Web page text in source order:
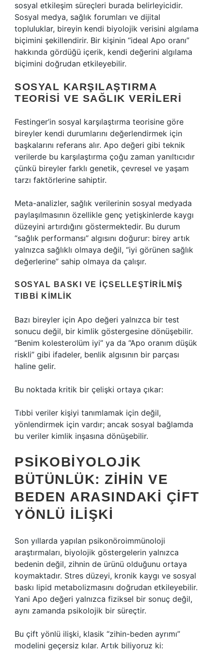
sosyal etkileşim süreçleri burada belirleyicidir.
Sosyal medya, sağlık forumları ve dijital
topluluklar, bireyin kendi biyolojik verisini algılama
biçimini şekillendirir. Bir kişinin “ideal Apo oranı”
hakkında gördüğü içerik, kendi değerini algılama
biçimini doğrudan etkileyebilir.
SOSYAL KARŞILAŞTIRMA
TEORISI VE SAĞLIK VERILERI
Festinger’in sosyal karşılaştırma teorisine göre
bireyler kendi durumlarını değerlendirmek için
başkalarını referans alır. Apo değeri gibi teknik
verilerde bu karşılaştırma çoğu zaman yanıltıcıdır
çünkü bireyler farklı genetik, çevresel ve yaşam
tarzı faktörlerine sahiptir.
Meta-analizler, sağlık verilerinin sosyal medyada
paylaşılmasının özellikle genç yetişkinlerde kaygı
düzeyini artırdığını göstermektedir. Bu durum
“sağlık performansı” algısını doğurur: birey artık
yalnızca sağlıklı olmaya değil, “iyi görünen sağlık
değerlerine” sahip olmaya da çalışır.
SOSYAL BASKI VE İÇSELLEŞTIRILMIŞ
TIBBI KIMLIK
Bazı bireyler için Apo değeri yalnızca bir test
sonucu değil, bir kimlik göstergesine dönüşebilir.
“Benim kolesterolüm iyi” ya da “Apo oranım düşük
riskli” gibi ifadeler, benlik algısının bir parçası
haline gelir.
Bu noktada kritik bir çelişki ortaya çıkar:
Tıbbi veriler kişiyi tanımlamak için değil,
yönlendirmek için vardır; ancak sosyal bağlamda
bu veriler kimlik inşasına dönüşebilir.
PSIKOBIYOLOJIK
BÜTÜNLÜK: ZIHIN VE
BEDEN ARASINDAKI ÇIFT
YÖNLÜ İLIŞKI
Son yıllarda yapılan psikonöroimmünoloji
araştırmaları, biyolojik göstergelerin yalnızca
bedenin değil, zihnin de ürünü olduğunu ortaya
koymaktadır. Stres düzeyi, kronik kaygı ve sosyal
baskı lipid metabolizmasını doğrudan etkileyebilir.
Yani Apo değeri yalnızca fiziksel bir sonuç değil,
aynı zamanda psikolojik bir süreçtir.
Bu çift yönlü ilişki, klasik “zihin-beden ayrımı”
modelini geçersiz kılar. Artık biliyoruz ki: